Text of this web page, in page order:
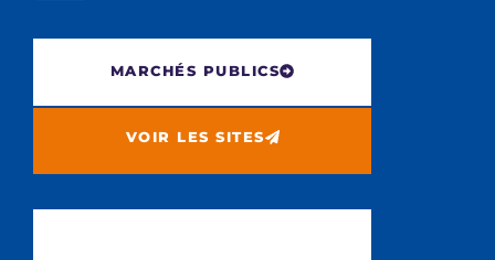
MARCHÉS PUBLICS
VOIR LES SITES